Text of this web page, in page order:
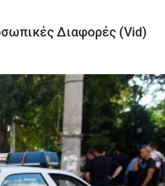
Διαφορές (vid)